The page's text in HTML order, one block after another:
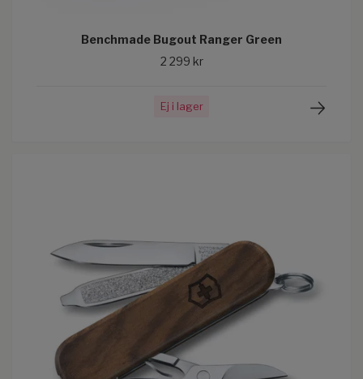
Benchmade Bugout Ranger Green
2 299 kr
Ej i lager